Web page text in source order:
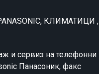
КЛИМАТИЦИ ,
и сервиз на телефонни
Панасоник, факс